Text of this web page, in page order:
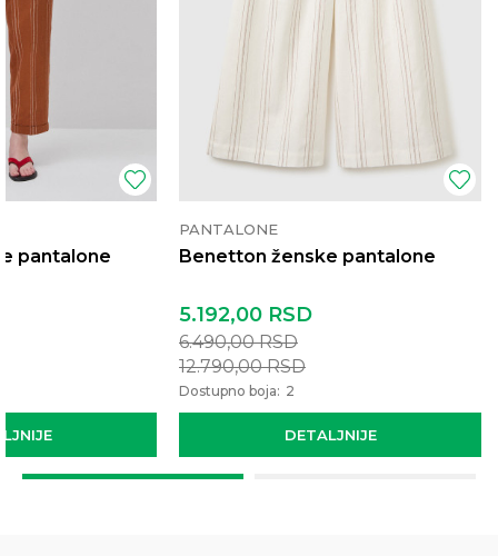
pantalone
PANTALONE
Benetton ženske pantalone
DETALJNIJE
5.192,00 RSD
6.490,00RSD
12.790,00RSD
Dostupno boja: 2